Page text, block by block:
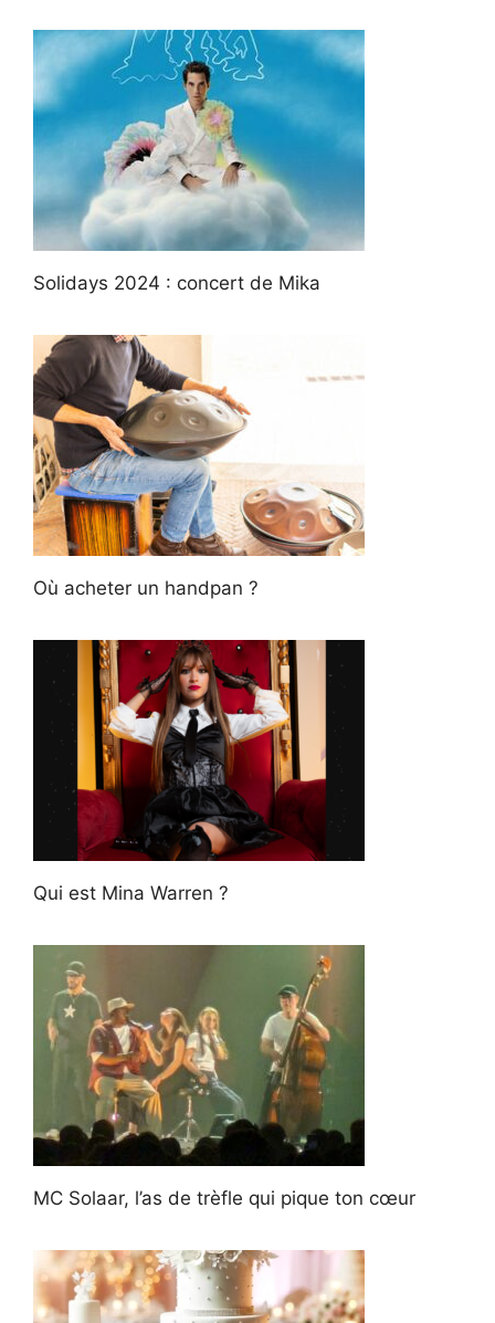
Solidays 2024 : concert de Mika
Où acheter un handpan ?
Qui est Mina Warren ?
MC Solaar, l’as de trèfle qui pique ton cœur